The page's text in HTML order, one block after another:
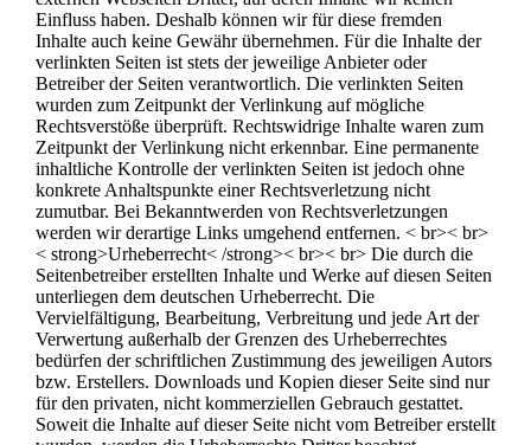
Einfluss haben. Deshalb können wir für diese fremden
Inhalte auch keine Gewähr übernehmen. Für die Inhalte der
verlinkten Seiten ist stets der jeweilige Anbieter oder
Betreiber der Seiten verantwortlich. Die verlinkten Seiten
wurden zum Zeitpunkt der Verlinkung auf mögliche
Rechtsverstöße überprüft. Rechtswidrige Inhalte waren zum
Zeitpunkt der Verlinkung nicht erkennbar. Eine permanente
inhaltliche Kontrolle der verlinkten Seiten ist jedoch ohne
konkrete Anhaltspunkte einer Rechtsverletzung nicht
zumutbar. Bei Bekanntwerden von Rechtsverletzungen
werden wir derartige Links umgehend entfernen. < br>< br>
< strong>Urheberrecht< /strong>< br>< br> Die durch die
Seitenbetreiber erstellten Inhalte und Werke auf diesen Seiten
unterliegen dem deutschen Urheberrecht. Die
Vervielfältigung, Bearbeitung, Verbreitung und jede Art der
Verwertung außerhalb der Grenzen des Urheberrechtes
bedürfen der schriftlichen Zustimmung des jeweiligen Autors
bzw. Erstellers. Downloads und Kopien dieser Seite sind nur
für den privaten, nicht kommerziellen Gebrauch gestattet.
Soweit die Inhalte auf dieser Seite nicht vom Betreiber erstellt